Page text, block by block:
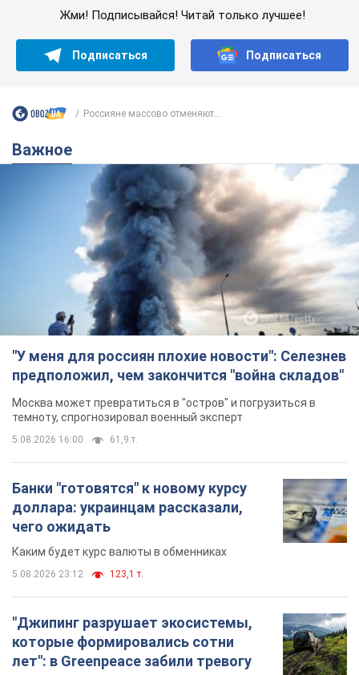
Жми! Подписывайся! Читай только лучшее!
Подписаться Подписаться
Россияне массово отменяют...
Важное
"У меня для россиян плохие новости": Селезнев
предположил, чем закончится "война складов"
Москва может превратиться в "остров" и погрузиться в
темноту, спрогнозировал военный эксперт
5.08.2026 16:00 61,9 т.
Банки "готовятся" к новому курсу
доллара: украинцам рассказали,
чего ожидать
Каким будет курс валюты в обменниках
5.08.2026 23:12 123,1 т.
"Джипинг разрушает экосистемы,
которые формировались сотни
лет": в Greenpeace забили тревогу